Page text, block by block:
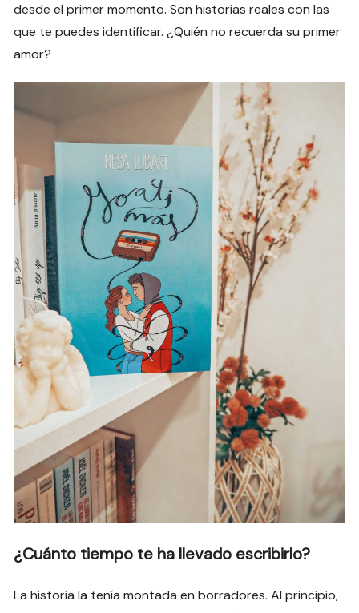
desde el primer momento. Son historias reales con las
que te puedes identificar. ¿Quién no recuerda su primer
amor?
¿Cuánto tiempo te ha llevado escribirlo?
La historia la tenía montada en borradores. Al principio,